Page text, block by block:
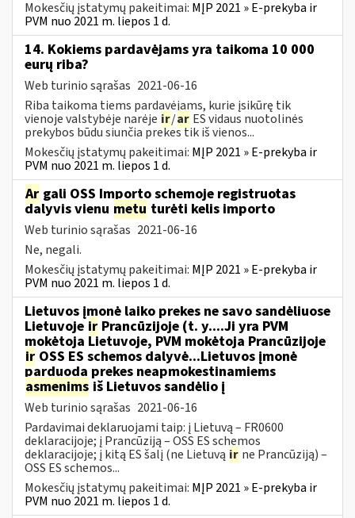
Mokesčių įstatymų pakeitimai: MĮP 2021 » E-prekyba ir
PVM nuo 2021 m. liepos 1 d.
14. Kokiems pardavėjams yra taikoma 10 000
eurų riba?
Web turinio sąrašas 2021-06-16
Riba taikoma tiems pardavėjams, kurie įsikūrę tik
vienoje valstybėje narėje ir/ar ES vidaus nuotolinės
prekybos būdu siunčia prekes tik iš vienos...
Mokesčių įstatymų pakeitimai: MĮP 2021 » E-prekyba ir
PVM nuo 2021 m. liepos 1 d.
Ar gali OSS Importo schemoje registruotas
dalyvis vienu metu turėti kelis importo
Web turinio sąrašas 2021-06-16
Ne, negali.
Mokesčių įstatymų pakeitimai: MĮP 2021 » E-prekyba ir
PVM nuo 2021 m. liepos 1 d.
Lietuvos įmonė laiko prekes ne savo sandėliuose
Lietuvoje ir Prancūzijoje (t. y....Ji yra PVM
mokėtoja Lietuvoje, PVM mokėtoja Prancūzijoje
ir OSS ES schemos dalyvė...Lietuvos įmonė
parduoda prekes neapmokestinamiems
asmenims iš Lietuvos sandėlio į
Web turinio sąrašas 2021-06-16
Pardavimai deklaruojami taip: į Lietuvą – FR0600
deklaracijoje; į Prancūziją – OSS ES schemos
deklaracijoje; į kitą ES šalį (ne Lietuvą ir ne Prancūziją) –
OSS ES schemos...
Mokesčių įstatymų pakeitimai: MĮP 2021 » E-prekyba ir
PVM nuo 2021 m. liepos 1 d.